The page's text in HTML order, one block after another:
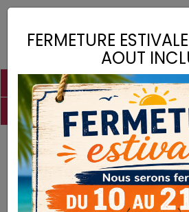
PIGMENTS CHAUX
COLLES DROGUERIE
Matériel QUEUE DE
FERMETURE
AOUT